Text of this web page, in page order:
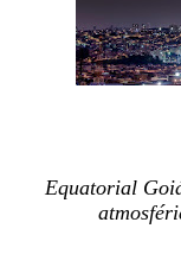
Equatorial